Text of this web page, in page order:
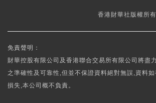
香港財華社版權所
免責聲明：
財華控股有限公司及香港聯合交易所有限公司將盡
之準確性及可靠性,但並不保證資料絕對無誤,資料
損失,本公司概不負責。